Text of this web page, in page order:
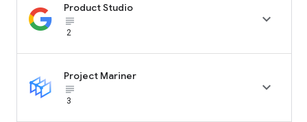
Product Studio
subject_black
2

Project Mariner
subject_black
3
